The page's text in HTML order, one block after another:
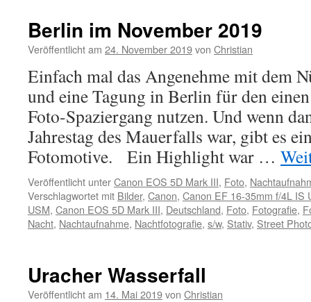
Berlin im November 2019
Veröffentlicht am 24. November 2019von Christian
Einfach mal das Angenehme mit dem
und eine Tagung in Berlin für den
Foto-Spaziergang nutzen. Und wenn
Jahrestag des Mauerfalls war, gibt es
Fotomotive. Ein Highlight war …
Veröffentlicht unterCanon EOS 5D Mark III, Foto,
Verschlagwortet mit Bilder, Canon, Canon EF 16-35mm f/4L IS
USM, Canon EOS 5D Mark III, Deutschland, Foto, Fotografie,
Nacht, Nachtaufnahme, Nachtfotografie, s/w, Stativ, Street
Uracher Wasserfall
Veröffentlicht am 14. Mai 2019von Christian